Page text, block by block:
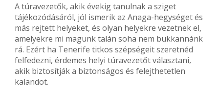
A túravezetők, akik évekig tanulnak a sziget
tájékozódásáról, jól ismerik az Anaga-hegységet és
más rejtett helyeket, és olyan helyekre vezetnek el,
amelyekre mi magunk talán soha nem bukkannánk
rá. Ezért ha Tenerife titkos szépségeit szeretnéd
felfedezni, érdemes helyi túravezetőt választani,
akik biztosítják a biztonságos és felejthetetlen
kalandot.